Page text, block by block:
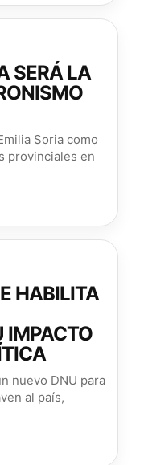
SERÁ LA
Soria como
provinciales en
HABILITA
IMPACTO
nuevo DNU para
al país,